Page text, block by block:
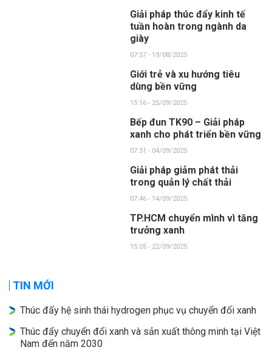
Giải pháp thúc đẩy kinh tế
tuần hoàn trong ngành da
giày
07:57 - 19/08/2025
Giới trẻ và xu hướng tiêu
dùng bền vững
15:16 - 25/09/2025
Bếp đun TK90 – Giải pháp
xanh cho phát triển bền vững
07:51 - 04/09/2025
Giải pháp giảm phát thải
trong quản lý chất thải
07:46 - 14/09/2025
TP.HCM chuyển mình vì tăng
trưởng xanh
15:05 - 22/09/2025
TIN MỚI
Thúc đẩy hệ sinh thái hydrogen phục vụ chuyển đổi xanh
Thúc đẩy chuyển đổi xanh và sản xuất thông minh tại Việt
Nam đến năm 2030